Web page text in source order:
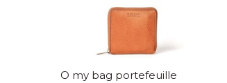
O my bag portefeuille